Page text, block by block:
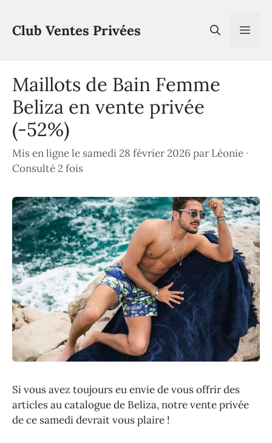
contenu
Club Ventes Privées
Maillots de Bain Femme
Beliza en vente privée
(-52%)
Mis en ligne le samedi 28 février 2026 parLéonie ·
Consulté 2 fois
Si vous avez toujours eu envie de vous offrir des
articles au catalogue de Beliza, notre vente privée
de ce samedi devrait vous plaire !